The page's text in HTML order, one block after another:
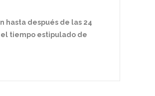
hasta después de las 24
el tiempo estipulado de